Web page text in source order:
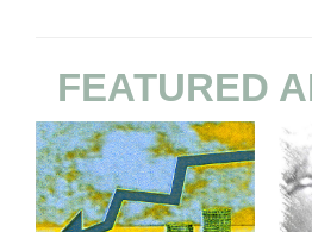
FEATURED